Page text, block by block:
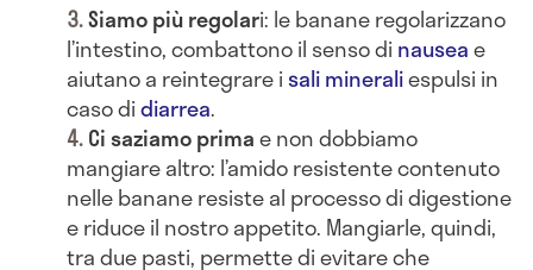
Siamo più regolari: le banane regolarizzano
l’intestino, combattono il senso di nauseae
aiutano a reintegrare i sali mineraliespulsi in
caso didiarrea.
Ci saziamo primae non dobbiamo
mangiare altro: l’amido resistente contenuto
nelle banane resiste al processo di digestione
e riduce il nostro appetito. Mangiarle, quindi,
tra due pasti, permette di evitare che